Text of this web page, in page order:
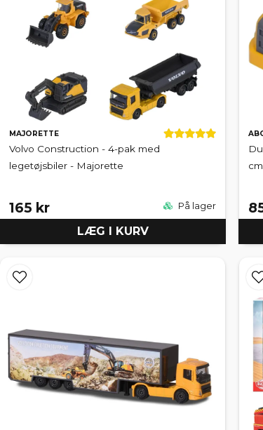
MAJORETTE
Volvo Construction - 4-pak med
legetøjsbiler - Majorette
165 kr På lager
LÆG I KURV
cm